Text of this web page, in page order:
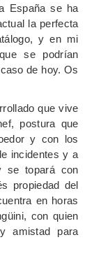
España se ha
la perfecta
y en mi
se podrían
de hoy. Os
que vive
postura que
y con los
incidentes y a
se topará con
propiedad del
en horas
con quien
amistad para